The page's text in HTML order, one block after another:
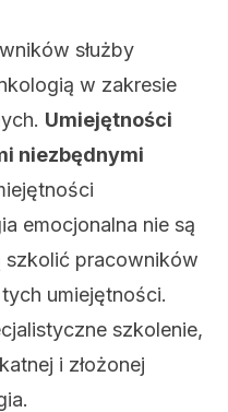
służby
w zakresie
Umiejętności
niezbędnymi
emocjonalna nie są
szkolić pracowników
umiejętności.
szkolenie,
i złożonej